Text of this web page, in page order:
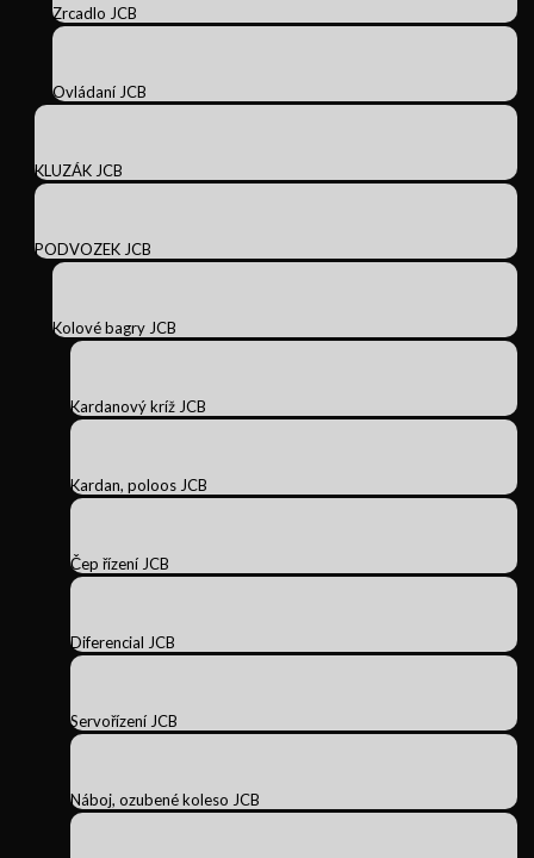
Zrcadlo JCB
Ovládaní JCB
KLUZÁK JCB
PODVOZEK JCB
Kolové bagry JCB
Kardanový kríž JCB
Kardan, poloos JCB
Čep řízení JCB
Diferencial JCB
Servořízení JCB
Náboj, ozubené koleso JCB